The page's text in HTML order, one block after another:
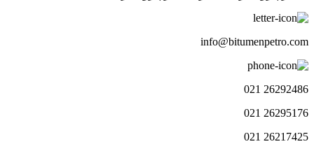
info@bitumenpetro.com
26292486 021
26295176 021
26217425 021